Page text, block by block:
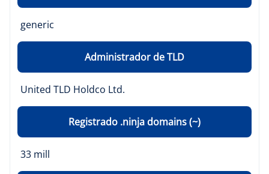
generic
Administrador de TLD
United TLD Holdco Ltd.
Registrado .ninja domains (~)
33 mill